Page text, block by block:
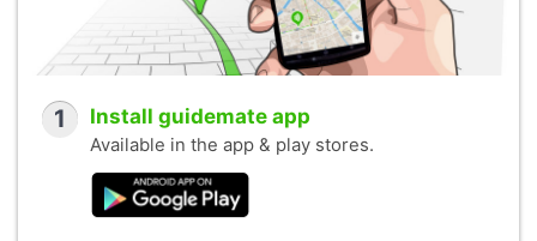
1 Install guidemate app
Available in the app & play stores.